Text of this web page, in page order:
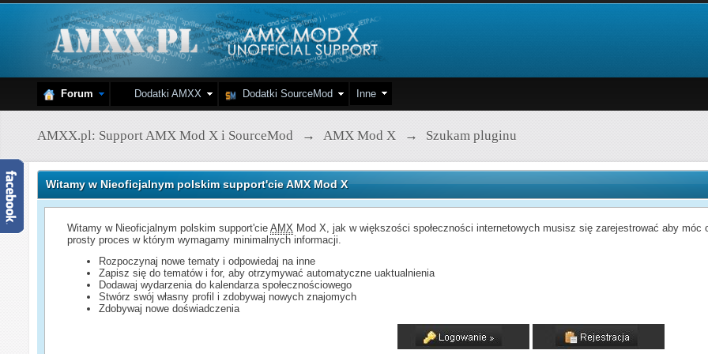
Forum Dodatki AMXX Dodatki SourceMod Inne
AMXX.pl: Support AMX Mod X i SourceMod → AMX Mod X → Szukam pluginu
Witamy w Nieoficjalnym polskim support'cie AMX Mod X
Witamy w Nieoficjalnym polskim support'cieAMX Mod X, jak w większości społeczności internetowych musisz się zarejestrować aby
prosty proces w którym wymagamy minimalnych informacji.
Rozpoczynaj nowe tematy i odpowiedaj na inne
Zapisz się do tematów i for, aby otrzymywać automatyczne uaktualnienia
Dodawaj wydarzenia do kalendarza społecznościowego
Stwórz swój własny profil i zdobywaj nowych znajomych
Zdobywaj nowe doświadczenia